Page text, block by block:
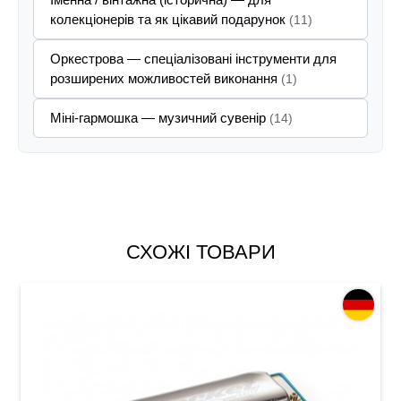
колекціонерів та як цікавий подарунок (11)
Оркестрова — спеціалізовані інструменти для
розширених можливостей виконання (1)
Міні-гармошка — музичний сувенір (14)
СХОЖІ ТОВАРИ